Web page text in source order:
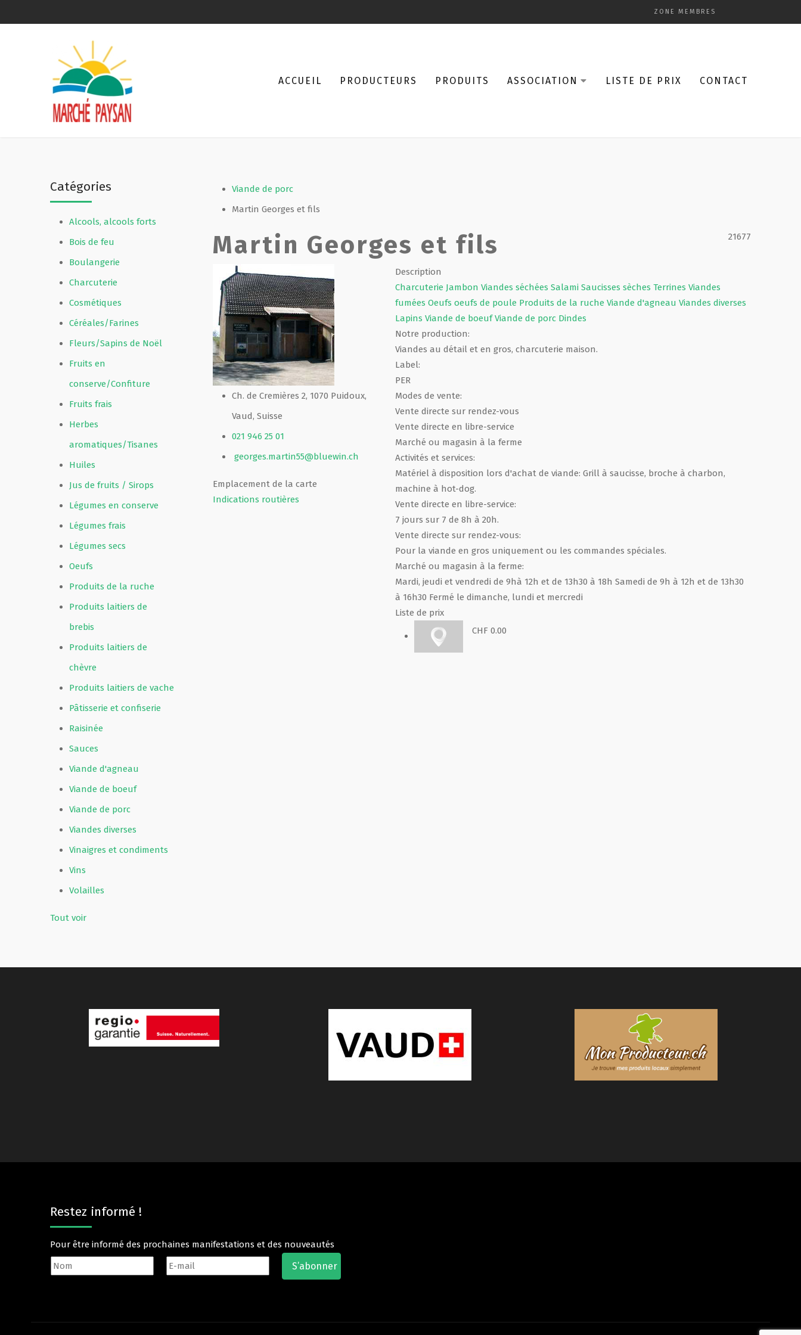
ZONE MEMBRES
ACCUEIL PRODUCTEURS PRODUITS ASSOCIATION LISTE DE PRIX CONTACT
Catégories
Alcools, alcools forts
Bois de feu
Boulangerie
Charcuterie
Cosmétiques
Céréales/Farines
Fleurs/Sapins de Noël
Fruits en
conserve/Confiture
Fruits frais
Herbes
aromatiques/Tisanes
Huiles
Jus de fruits / Sirops
Légumes en conserve
Légumes frais
Légumes secs
Oeufs
Produits de la ruche
Produits laitiers de
brebis
Produits laitiers de
chèvre
Produits laitiers de vache
Pâtisserie et confiserie
Raisinée
Sauces
Viande d'agneau
Viande de boeuf
Viande de porc
Viandes diverses
Vinaigres et condiments
Vins
Volailles
Tout voir
Viande de porc
Martin Georges et fils
Martin Georges et fils 21677
Ch. de Cremières 2, 1070 Puidoux,
Vaud, Suisse
021 946 25 01
georges.martin55@bluewin.ch
Emplacement de la carte
Indications routières
Description
Charcuterie Jambon Viandes séchées Salami Saucisses sèches Terrines Viandes
fumées Oeufs oeufs de poule Produits de la ruche Viande d'agneau Viandes diverses
Lapins Viande de boeufViande de porc Dindes
Notre production:
Viandes au détail et en gros, charcuterie maison.
Label:
PER
Modes de vente:
Vente directe sur rendez-vous
Vente directe en libre-service
Marché ou magasin à la ferme
Activités et services:
Matériel à disposition lors d'achat de viande: Grill à saucisse, broche à charbon,
machine à hot-dog.
Vente directe en libre-service:
7 jours sur 7 de 8h à 20h.
Vente directe sur rendez-vous:
Pour la viande en gros uniquement ou les commandes spéciales.
Marché ou magasin à la ferme:
Mardi, jeudi et vendredi de 9hà 12h et de 13h30 à 18h Samedi de 9h à 12h et de 13h30
à 16h30 Fermé le dimanche, lundi et mercredi
Liste de prix
CHF 0.00
Restez informé !
Pour être informé des prochaines manifestations et des nouveautés
Qui sommes-nous ?
Devenir membre
Revue de presse
Guide de la vente directe
Fête Marché Paysan